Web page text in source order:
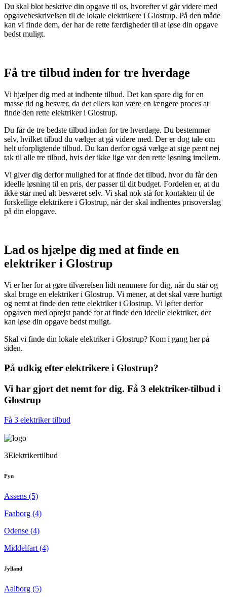
Du skal blot beskrive din opgave til os, hvorefter vi går videre med
opgavebeskrivelsen til de lokale elektrikere i Glostrup. På den måde
kan vi finde dem, der har de rette færdigheder til at løse din opgave
bedst muligt.
Få tre tilbud inden for tre hverdage
Vi hjælper dig med at indhente tilbud. Det kan spare dig for en
masse tid og besvær, da det ellers kan være en længere proces at
finde den rette elektriker i Glostrup.
Du får de tre bedste tilbud inden for tre hverdage. Du bestemmer
selv, hvilket tilbud du vælger at gå videre med. Der er dog tale om
helt uforpligtende tilbud. Du kan derfor også vælge at sige pænt nej
tak til alle tre tilbud, hvis der ikke lige var den rette løsning imellem.
Vi giver dig derfor mulighed for at finde det tilbud, hvor du får den
ideelle løsning til en pris, der passer til dit budget. Fordelen er, at du
ikke står med alt besværet selv. Vi skal nok stå for kontakten til de
forskellige elektrikere i Glostrup, når der skal indhentes prisoverslag
på din elopgave.
Lad os hjælpe dig med at finde en
elektriker i Glostrup
Vi er her for at gøre tilværelsen lidt nemmere for dig, når du står og
skal bruge en elektriker i Glostrup. Vi mener, at det skal være hurtigt
og nemt at finde den rette elektriker i Glostrup. Vi løfter derfor
opgaven med oprejst pande for at finde den ideelle elektriker, der
kan løse din opgave bedst muligt.
Skal vi finde din lokale elektriker i Glostrup? Kom i gang her på
siden.
På udkig efter elektrikere i Glostrup?
Vi har gjort det nemt for dig. Få 3 elektriker-tilbud i
Glostrup
Få 3 elektriker tilbud
3Elektrikertilbud
Fyn
Assens (5)
Faaborg (4)
Odense (4)
Middelfart (4)
Jylland
Aalborg (5)